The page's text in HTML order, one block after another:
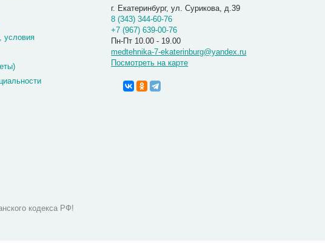
условия
г. Екатеринбург, ул. Сурикова, д.39
8 (343) 344-60-76
+7 (967) 639-00-76
Пн-Пт 10.00 - 19.00
medtehnika-7-ekaterinburg@yandex.ru
Посмотреть на карте
кодекса РФ!